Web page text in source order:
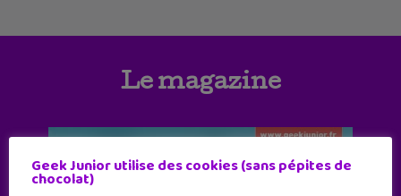
Le magazine
Geek Junior utilise des cookies (sans pépites de
chocolat)